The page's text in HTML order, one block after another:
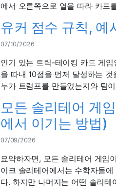
에서 오른쪽으로 열을 따라 카드
유커 점수 규칙, 예
07/10/2026
인기 있는 트릭-테이킹 카드 게
을 따내 10점을 먼저 달성하는
누가 트럼프를 만들었는지와 팀
모든 솔리테어 게
에서 이기는 방법)
07/09/2026
요약하자면, 모든 솔리테어 게임
이크 솔리테어에서는 수학자들
다. 하지만 나머지는 어떤 솔리